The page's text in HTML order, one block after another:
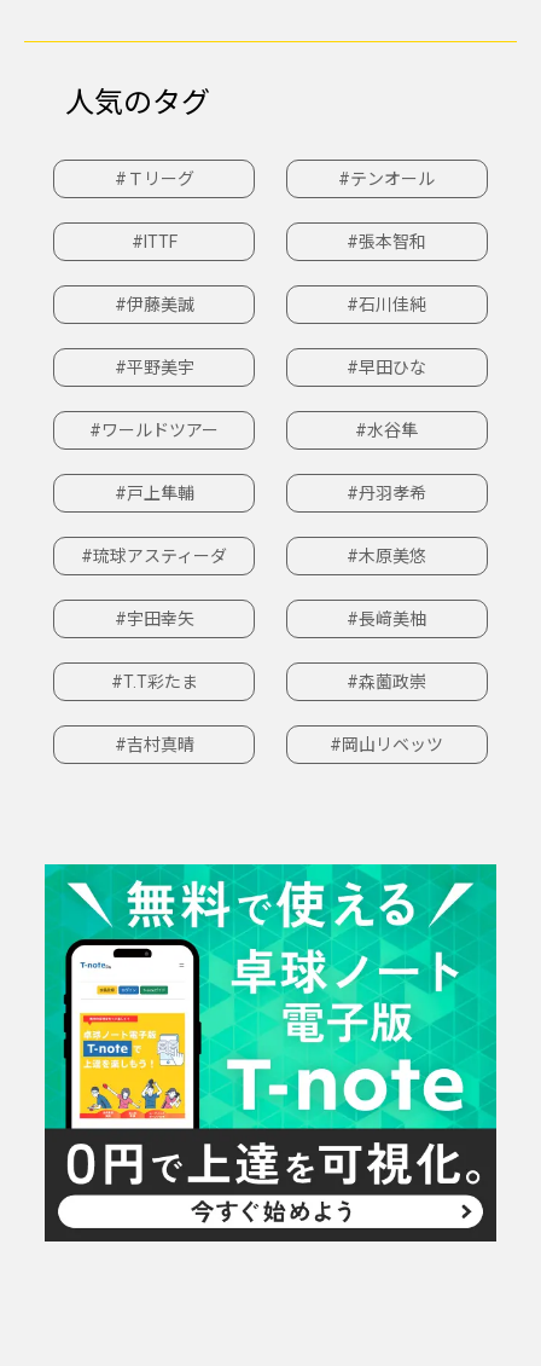
人気のタグ
#Ｔリーグ #テンオール
#ITTF #張本智和
#伊藤美誠 #石川佳純
#平野美宇 #早田ひな
#ワールドツアー #水谷隼
#戸上隼輔 #丹羽孝希
#琉球アスティーダ #木原美悠
#宇田幸矢 #長﨑美柚
#T.T彩たま #森薗政崇
#吉村真晴 #岡山リベッツ